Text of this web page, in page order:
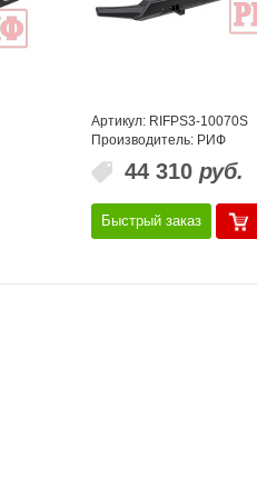
Артикул: RIFPS3-10070S
Производитель: РИФ
44 310 руб.
Быстрый заказ